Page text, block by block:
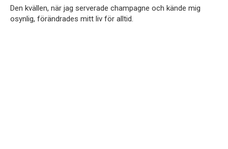
Den kvällen, när jag serverade champagne och kände mig
osynlig, förändrades mitt liv för alltid.